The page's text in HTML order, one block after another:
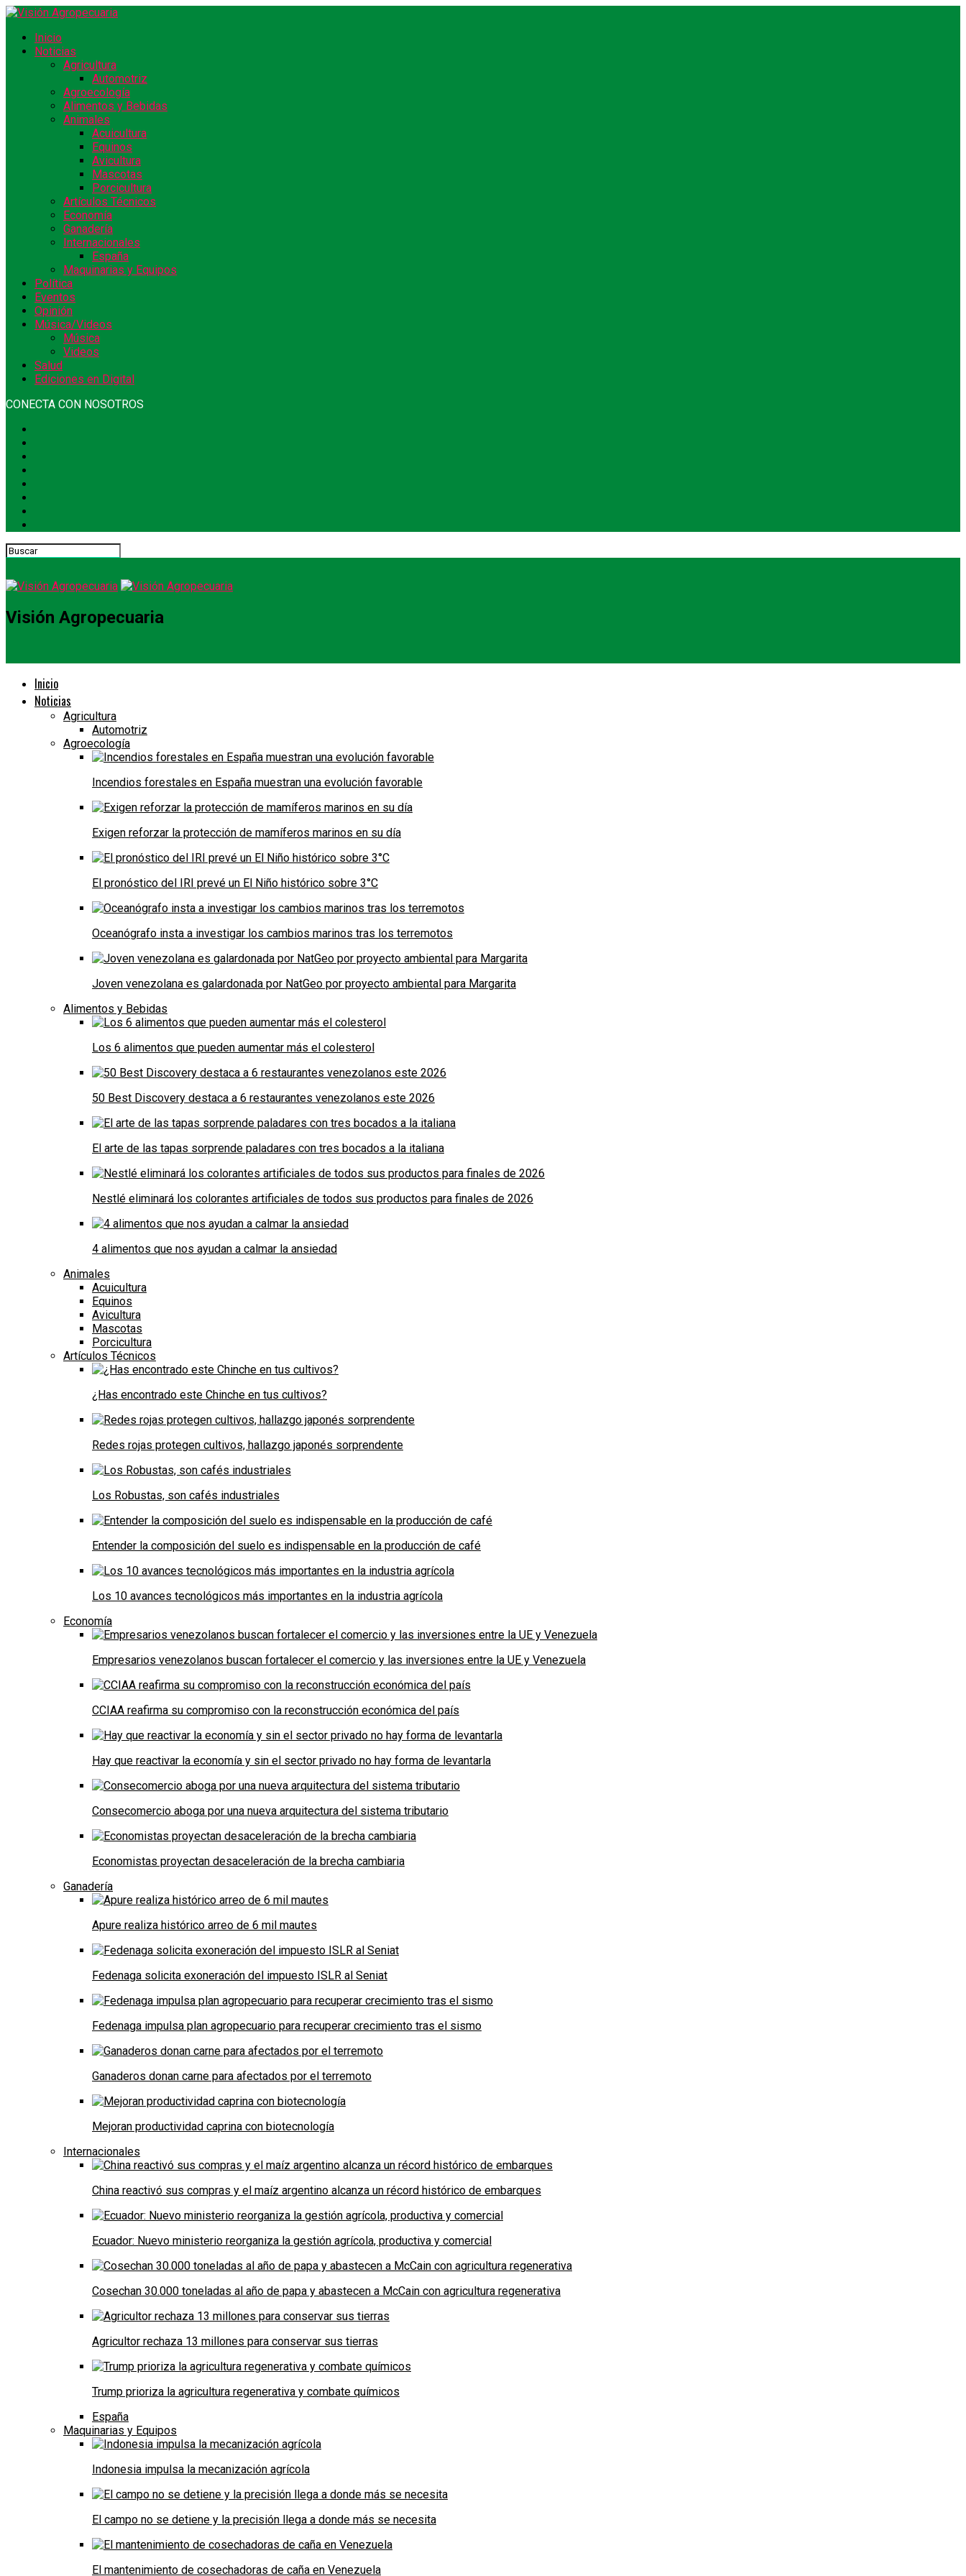
Inicio
Noticias
Agricultura
Automotriz
Agroecología
Alimentos y Bebidas
Animales
Acuicultura
Equinos
Avicultura
Mascotas
Porcicultura
Artículos Técnicos
Economía
Ganadería
Internacionales
España
Maquinarias y Equipos
Política
Eventos
Opinión
Música/Videos
Música
Videos
Salud
Ediciones en Digital
CONECTA CON NOSOTROS
Visión Agropecuaria
Inicio
Noticias
Agricultura
Automotriz
Agroecología
Incendios forestales en España muestran una evolución favorable
Exigen reforzar la protección de mamíferos marinos en su día
El pronóstico del IRI prevé un El Niño histórico sobre 3°C
Oceanógrafo insta a investigar los cambios marinos tras los terremotos
Joven venezolana es galardonada por NatGeo por proyecto ambiental para Margarita
Alimentos y Bebidas
Los 6 alimentos que pueden aumentar más el colesterol
50 Best Discovery destaca a 6 restaurantes venezolanos este 2026
El arte de las tapas sorprende paladares con tres bocados a la italiana
Nestlé eliminará los colorantes artificiales de todos sus productos para finales de 2026
4 alimentos que nos ayudan a calmar la ansiedad
Animales
Acuicultura
Equinos
Avicultura
Mascotas
Porcicultura
Artículos Técnicos
¿Has encontrado este Chinche en tus cultivos?
Redes rojas protegen cultivos, hallazgo japonés sorprendente
Los Robustas, son cafés industriales
Entender la composición del suelo es indispensable en la producción de café
Los 10 avances tecnológicos más importantes en la industria agrícola
Economía
Empresarios venezolanos buscan fortalecer el comercio y las inversiones entre la UE y Venezuela
CCIAA reafirma su compromiso con la reconstrucción económica del país
Hay que reactivar la economía y sin el sector privado no hay forma de levantarla
Consecomercio aboga por una nueva arquitectura del sistema tributario
Economistas proyectan desaceleración de la brecha cambiaria
Ganadería
Apure realiza histórico arreo de 6 mil mautes
Fedenaga solicita exoneración del impuesto ISLR al Seniat
Fedenaga impulsa plan agropecuario para recuperar crecimiento tras el sismo
Ganaderos donan carne para afectados por el terremoto
Mejoran productividad caprina con biotecnología
Internacionales
China reactivó sus compras y el maíz argentino alcanza un récord histórico de embarques
Ecuador: Nuevo ministerio reorganiza la gestión agrícola, productiva y comercial
Cosechan 30.000 toneladas al año de papa y abastecen a McCain con agricultura regenerativa
Agricultor rechaza 13 millones para conservar sus tierras
Trump prioriza la agricultura regenerativa y combate químicos
España
Maquinarias y Equipos
Indonesia impulsa la mecanización agrícola
El campo no se detiene y la precisión llega a donde más se necesita
El mantenimiento de cosechadoras de caña en Venezuela